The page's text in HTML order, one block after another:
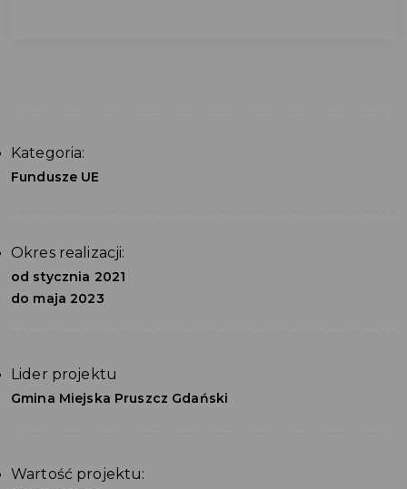
Kategoria:
Fundusze UE
Okres realizacji:
od stycznia 2021
do maja 2023
Lider projektu
Gmina Miejska Pruszcz Gdański
Wartość projektu: